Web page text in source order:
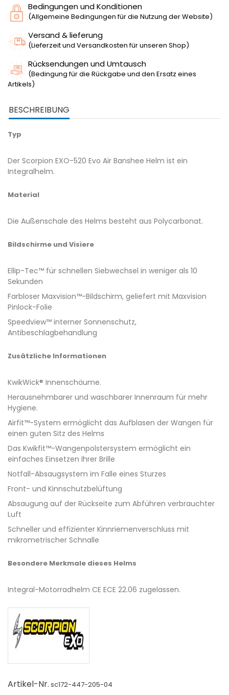
Bedingungen und Konditionen
(Allgemeine Bedingungen für die Nutzung der Website)
Versand & lieferung
(Lieferzeit und Versandkosten für unseren Shop)
Rücksendungen und Umtausch
(Bedingung für die Rückgabe und den Ersatz eines
Artikels)
BESCHREIBUNG
Typ
Der Scorpion EXO-520 Evo Air Banshee Helm ist ein
Integralhelm.
Material
Die Außenschale des Helms besteht aus Polycarbonat.
Bildschirme und Visiere
Ellip-Tec™ für schnellen Siebwechsel in weniger als 10
Sekunden
Farbloser Maxvision™-Bildschirm, geliefert mit Maxvision
Pinlock-Folie
Speedview™ interner Sonnenschutz,
Antibeschlagbehandlung
Zusätzliche Informationen
KwikWick® Innenschäume.
Herausnehmbarer und waschbarer Innenraum für mehr
Hygiene.
Airfit™-System ermöglicht das Aufblasen der Wangen für
einen guten Sitz des Helms
Das Kwikfit™-Wangenpolstersystem ermöglicht ein
einfaches Einsetzen Ihrer Brille
Notfall-Absaugsystem im Falle eines Sturzes
Front- und Kinnschutzbelüftung
Absaugung auf der Rückseite zum Abführen verbrauchter
Luft
Schneller und effizienter Kinnriemenverschluss mit
mikrometrischer Schnalle
Besondere Merkmale dieses Helms
Integral-Motorradhelm CE ECE 22.06 zugelassen.
Artikel-Nr. sc172-447-205-04